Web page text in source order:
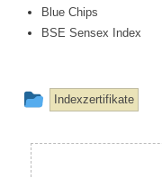
Blue Chips
BSE Sensex Index
This
was
Indexzertifikate